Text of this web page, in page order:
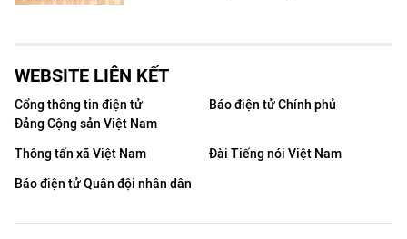
WEBSITE LIÊN KẾT
Cổng thông tin điện tử
Đảng Cộng sản Việt Nam
Báo điện tử Chính phủ
Thông tấn xã Việt Nam
Đài Tiếng nói Việt Nam
Báo điện tử Quân đội nhân dân